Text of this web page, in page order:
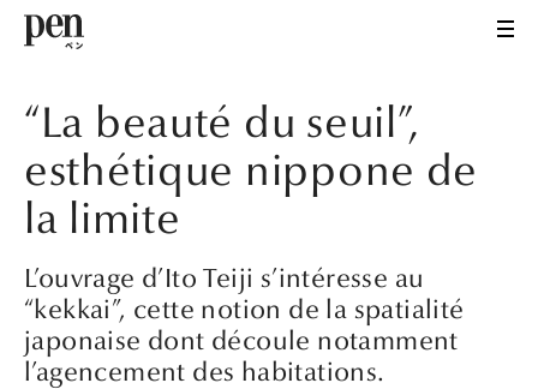
“La beauté du seuil”,
esthétique nippone de
la limite
L’ouvrage d’Ito Teiji s’intéresse au
“kekkai”, cette notion de la spatialité
japonaise dont découle notamment
l’agencement des habitations.